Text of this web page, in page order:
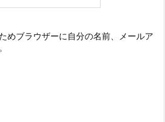
めブラウザーに自分の名前、メールア